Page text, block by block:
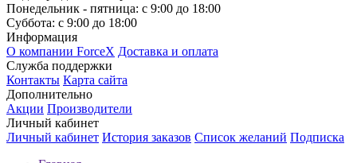
Понедельник - пятница: с 9:00 до 18:00
Суббота: с 9:00 до 18:00
Информация
О компании ForceX Доставка и оплата
Служба поддержки
Контакты Карта сайта
Дополнительно
Акции Производители
Личный кабинет
Личный кабинет История заказов Список желаний Подписка